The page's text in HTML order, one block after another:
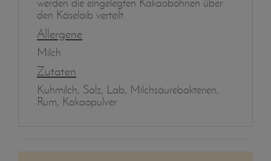
den Käselaib verteilt.
Allergene
Milch
Zutaten
Kuhmilch, Salz, Lab, Milchsäurebakterien,
Rum, Kakaopulver